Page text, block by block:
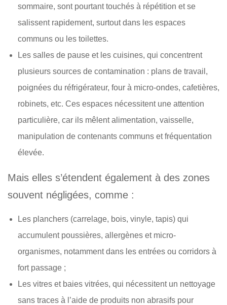
sommaire, sont pourtant touchés à répétition et se
salissent rapidement, surtout dans les espaces
communs ou les toilettes.
Les salles de pause et les cuisines, qui concentrent
plusieurs sources de contamination : plans de travail,
poignées du réfrigérateur, four à micro-ondes, cafetières,
robinets, etc. Ces espaces nécessitent une attention
particulière, car ils mêlent alimentation, vaisselle,
manipulation de contenants communs et fréquentation
élevée.
Mais elles s’étendent également à des zones
souvent négligées, comme :
Les planchers (carrelage, bois, vinyle, tapis) qui
accumulent poussières, allergènes et micro-
organismes, notamment dans les entrées ou corridors à
fort passage ;
Les vitres et baies vitrées, qui nécessitent un nettoyage
sans traces à l’aide de produits non abrasifs pour